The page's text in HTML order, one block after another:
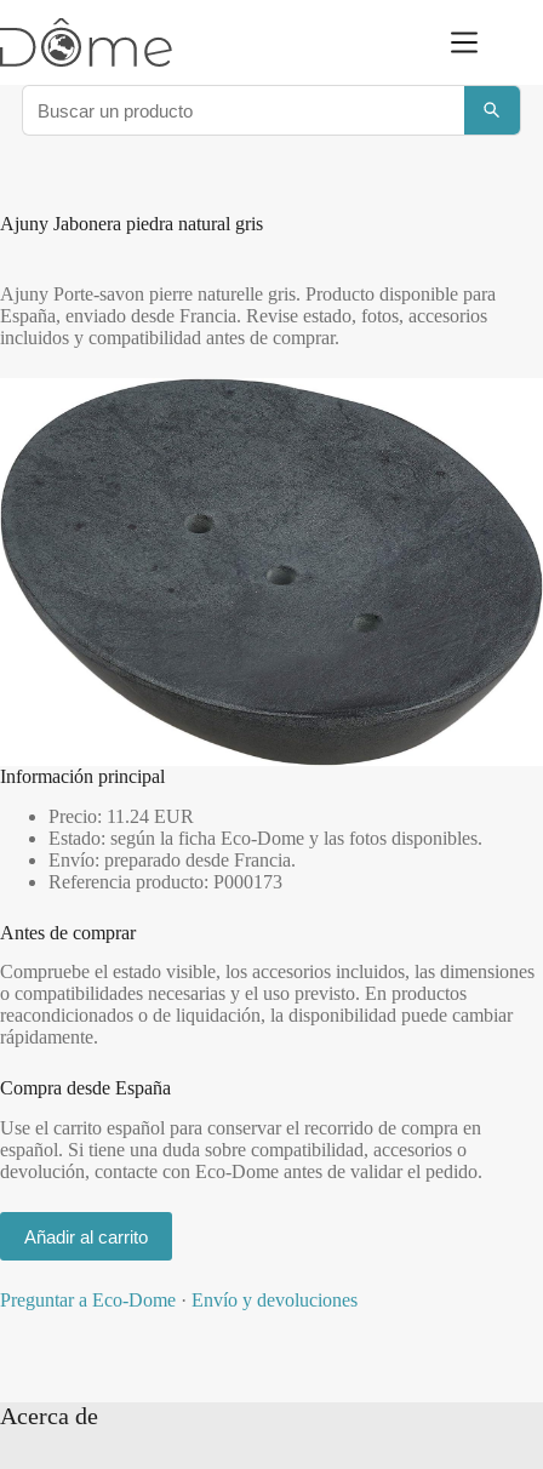
al
contenido
Ajuny Jabonera piedra natural gris
Ajuny Porte-savon pierre naturelle gris. Producto disponible para
España, enviado desde Francia. Revise estado, fotos, accesorios
incluidos y compatibilidad antes de comprar.
Información principal
Precio: 11.24 EUR
Estado: según la ficha Eco-Dome y las fotos disponibles.
Envío: preparado desde Francia.
Referencia producto: P000173
Antes de comprar
Compruebe el estado visible, los accesorios incluidos, las dimensiones
o compatibilidades necesarias y el uso previsto. En productos
reacondicionados o de liquidación, la disponibilidad puede cambiar
rápidamente.
Compra desde España
Use el carrito español para conservar el recorrido de compra en
español. Si tiene una duda sobre compatibilidad, accesorios o
devolución, contacte con Eco-Dome antes de validar el pedido.
Añadir al carrito
Preguntar a Eco-Dome · Envío y devoluciones
Acerca de